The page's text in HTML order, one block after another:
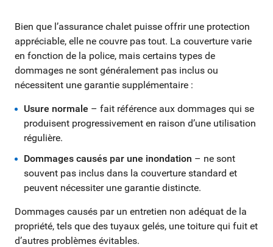
Bien que l’assurance chalet puisse offrir une protection
appréciable, elle ne couvre pas tout. La couverture varie
en fonction de la police, mais certains types de
dommages ne sont généralement pas inclus ou
nécessitent une garantie supplémentaire :
Usure normale – fait référence aux dommages qui se
produisent progressivement en raison d’une utilisation
régulière.
Dommages causés par une inondation – ne sont
souvent pas inclus dans la couverture standard et
peuvent nécessiter une garantie distincte.
Dommages causés par un entretien non adéquat de la
propriété, tels que des tuyaux gelés, une toiture qui fuit et
d’autres problèmes évitables.